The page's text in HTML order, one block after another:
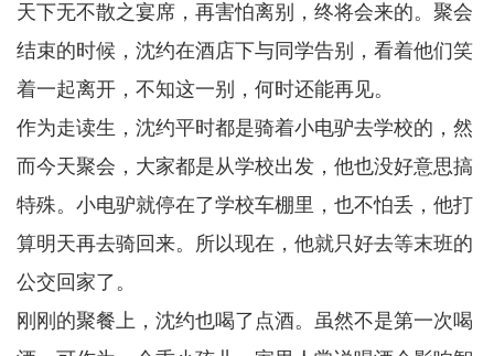
天下无不散之宴席，再害怕离别，终将会来的。聚会
结束的时候，沈约在酒店下与同学告别，看着他们笑
着一起离开，不知这一别，何时还能再见。
作为走读生，沈约平时都是骑着小电驴去学校的，然
而今天聚会，大家都是从学校出发，他也没好意思搞
特殊。小电驴就停在了学校车棚里，也不怕丢，他打
算明天再去骑回来。所以现在，他就只好去等末班的
公交回家了。
刚刚的聚餐上，沈约也喝了点酒。虽然不是第一次喝